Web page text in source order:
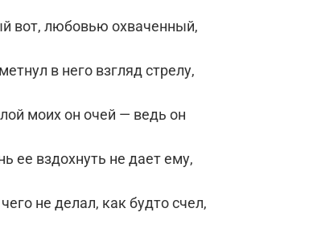
вот, любовью охваченный,
в него взгляд стрелу,
моих он очей — ведь он
ее вздохнуть не дает ему,
не делал, как будто счел,